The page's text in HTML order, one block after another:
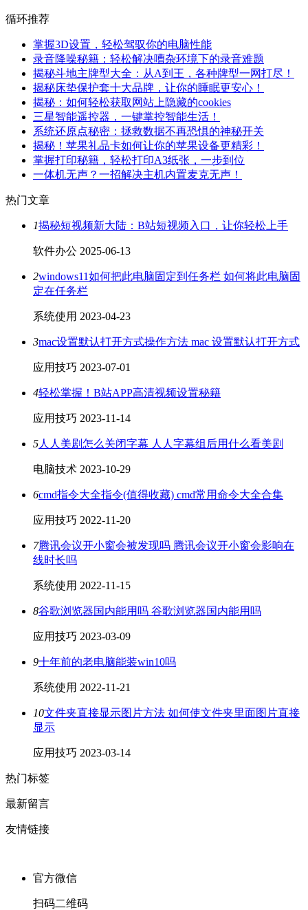
循环推荐
掌握3D设置，轻松驾驭你的电脑性能
录音降噪秘籍：轻松解决嘈杂环境下的录音难题
揭秘斗地主牌型大全：从A到王，各种牌型一网打尽！
揭秘床垫保护套十大品牌，让你的睡眠更安心！
揭秘：如何轻松获取网站上隐藏的cookies
三星智能遥控器，一键掌控智能生活！
系统还原点秘密：拯救数据不再恐惧的神秘开关
揭秘！苹果礼品卡如何让你的苹果设备更精彩！
掌握打印秘籍，轻松打印A3纸张，一步到位
一体机无声？一招解决主机内置麦克无声！
热门文章
1揭秘短视频新大陆：B站短视频入口，让你轻松上手
软件办公 2025-06-13
2windows11如何把此电脑固定到任务栏 如何将此电脑固
定在任务栏
系统使用 2023-04-23
3mac设置默认打开方式操作方法 mac 设置默认打开方式
应用技巧 2023-07-01
4轻松掌握！B站APP高清视频设置秘籍
应用技巧 2023-11-14
5人人美剧怎么关闭字幕 人人字幕组后用什么看美剧
电脑技术 2023-10-29
6cmd指令大全指令(值得收藏) cmd常用命令大全合集
应用技巧 2022-11-20
7腾讯会议开小窗会被发现吗 腾讯会议开小窗会影响在
线时长吗
系统使用 2022-11-15
8谷歌浏览器国内能用吗 谷歌浏览器国内能用吗
应用技巧 2023-03-09
9十年前的老电脑能装win10吗
系统使用 2022-11-21
10文件夹直接显示图片方法 如何使文件夹里面图片直接
显示
应用技巧 2023-03-14
热门标签
最新留言
友情链接
官方微信
扫码二维码